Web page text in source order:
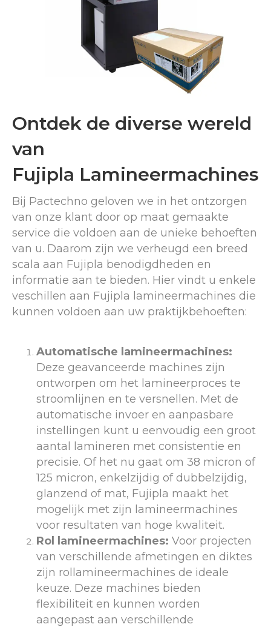
Ontdek de diverse wereld
van
Fujipla Lamineermachines
Bij Pactechno geloven we in het ontzorgen
van onze klant door op maat gemaakte
service die voldoen aan de unieke behoeften
van u. Daarom zijn we verheugd een breed
scala aan Fujipla benodigdheden en
informatie aan te bieden. Hier vindt u enkele
veschillen aan Fujipla lamineermachines die
kunnen voldoen aan uw praktijkbehoeften:
Automatische lamineermachines:
Deze geavanceerde machines zijn
ontworpen om het lamineerproces te
stroomlijnen en te versnellen. Met de
automatische invoer en aanpasbare
instellingen kunt u eenvoudig een groot
aantal lamineren met consistentie en
precisie. Of het nu gaat om 38 micron of
125 micron, enkelzijdig of dubbelzijdig,
glanzend of mat, Fujipla maakt het
mogelijk met zijn lamineermachines
voor resultaten van hoge kwaliteit.
Rol lamineermachines: Voor projecten
van verschillende afmetingen en diktes
zijn rollamineermachines de ideale
keuze. Deze machines bieden
flexibiliteit en kunnen worden
aangepast aan verschillende